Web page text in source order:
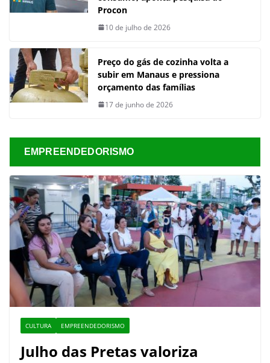
Procon
10 de julho de 2026
Preço do gás de cozinha volta a
subir em Manaus e pressiona
orçamento das famílias
17 de junho de 2026
EMPREENDEDORISMO
CULTURA EMPREENDEDORISMO
Julho das Pretas valoriza